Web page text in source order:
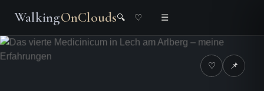
WalkingOnClouds🔍 ♡ ☰
♡ 📌